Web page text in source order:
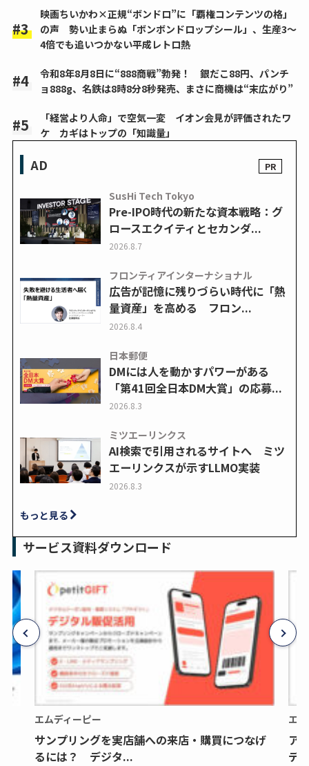
映画ちいかわ×正規“ボンドロ”に「覇権コンテンツの格」
の声 勢い止まらぬ「ボンボンドロップシール」、生産3～
4倍でも追いつかない平成レトロ熱
令和8年8月8日に“888商戦”勃発！ 銀だこ88円、パンチ
ョ888g、名鉄は8時8分8秒発売、まさに商機は“末広がり”
「経営より人命」で空気一変 イオン会見が評価されたワ
ケ カギはトップの「知識量」
AD
SusHi Tech Tokyo
Pre-IPO時代の新たな資本戦略：グ
ロースエクイティとセカンダ...
2026.8.7
フロンティアインターナショナル
広告が記憶に残りづらい時代に「熱
量資産」を高める フロン...
2026.8.4
日本郵便
DMには人を動かすパワーがある
「第41回全日本DM大賞」の応募...
2026.8.3
ミツエーリンクス
AI検索で引用されるサイトへ ミツ
エーリンクスが示すLLMO実装
2026.8.3
もっと見る
サービス資料ダウンロード
エムディーピー
サンプリングを実店舗への来店・購買につなげ
るには？ デジタ...
エ
ア
デ